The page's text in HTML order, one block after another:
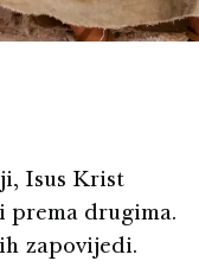
Isus Krist
prema drugima.
zapovijedi.